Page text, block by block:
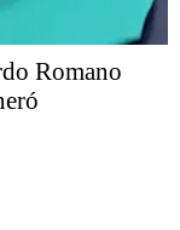
Romano